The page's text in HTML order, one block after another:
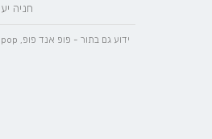
חניה
ידוע גם בתור - פופ אנד פופ, POP AND POP, pop & pop